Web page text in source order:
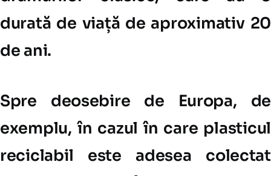
durată de viață de aproximativ 20
de ani.
Spre deosebire de Europa, de
exemplu, în cazul în care plasticul
reciclabil este adesea colectat